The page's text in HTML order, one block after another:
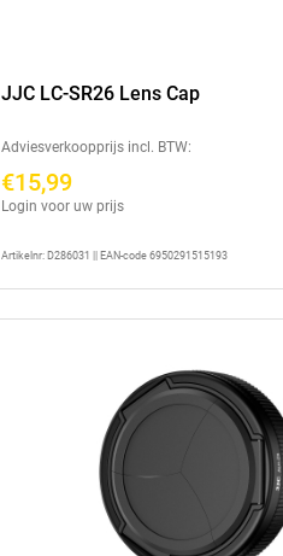
JJC LC-SR26 Lens Cap
Adviesverkoopprijs incl. BTW:
€15,99
Login voor uw prijs
Artikelnr: D286031 || EAN-code 6950291515193